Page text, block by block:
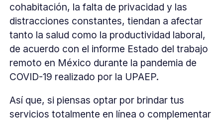
cohabitación, la falta de privacidad y las
distracciones constantes, tiendan a afectar
tanto la salud como la productividad laboral,
de acuerdo con el informe Estado del trabajo
remoto en México durante la pandemia de
COVID-19 realizado por la UPAEP.
Así que, si piensas optar por brindar tus
servicios totalmente en línea o complementar